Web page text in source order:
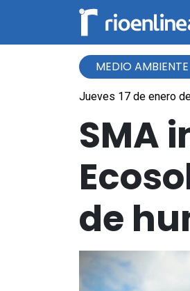
MEDIO AMBIENTE
Jueves 17 de enero
SMA
de